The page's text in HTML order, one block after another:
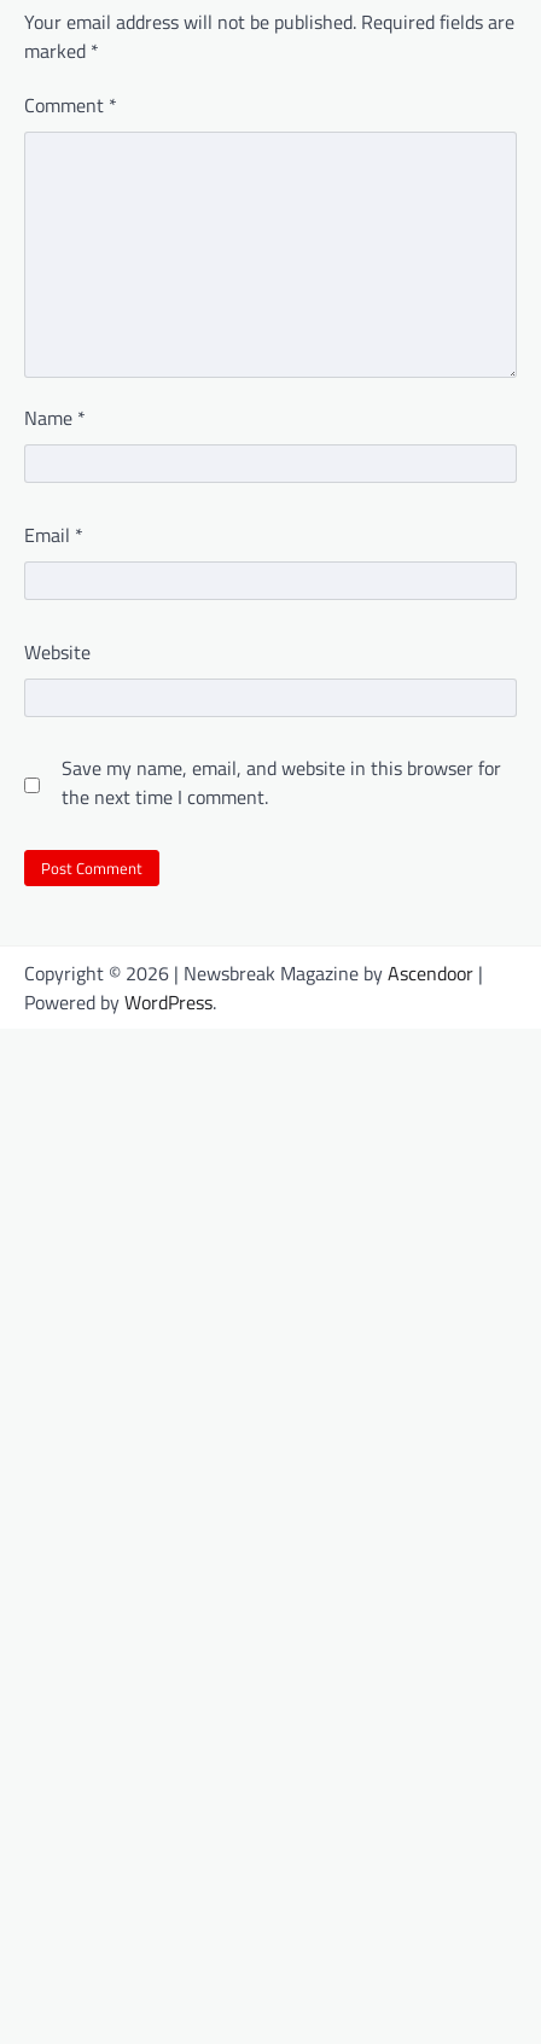
Your email address will not be published. Required fields are
marked *
Comment *
Name *
Email *
Website
Save my name, email, and website in this browser for
the next time I comment.
Copyright © 2026 | Newsbreak Magazine byAscendoor |
Powered byWordPress.